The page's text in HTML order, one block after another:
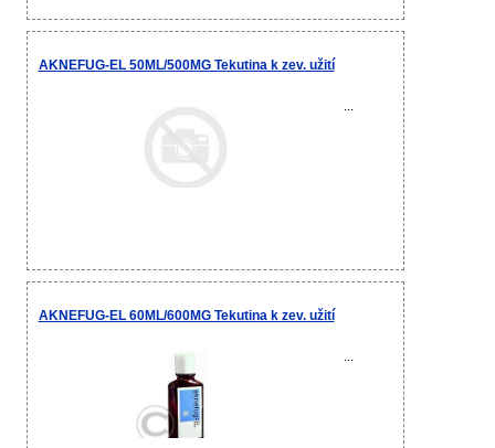
AKNEFUG-EL 50ML/500MG Tekutina k zev. užití
...
AKNEFUG-EL 60ML/600MG Tekutina k zev. užití
...